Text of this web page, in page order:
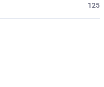
125